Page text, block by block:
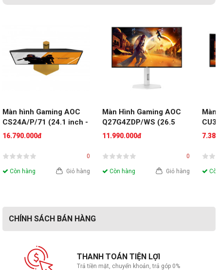
Màn hình Gaming AOC
CS24A/P/71 (24.1 inch -
FHD - TN - 610Hz -
16.790.000đ
0
Còn hàng Giỏ hàng
Màn Hình Gaming AOC
Q27G4ZDP/WS (26.5
inch - WOLED - 2K -
11.990.000đ
0
Còn hàng Giỏ hàng
CHÍNH SÁCH BÁN HÀNG
THANH TOÁN TIỆN LỢI
Trả tiền mặt, chuyển khoản, trả góp 0%